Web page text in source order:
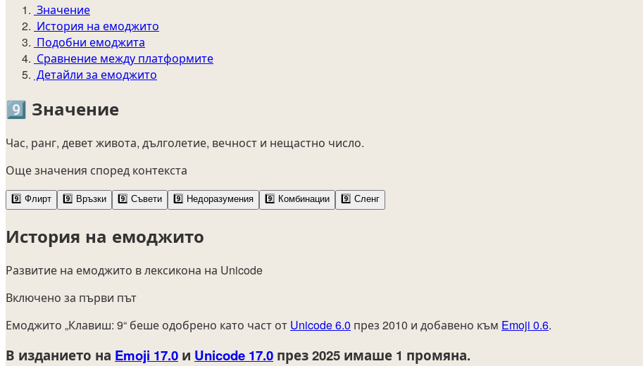
Значение
История на емоджито
Подобни емоджита
Сравнение между платформите
Детайли за емоджито
9️⃣ Значение
Час, ранг, девет живота, дълголетие, вечност и нещастно число.
Още значения според контекста
9️⃣ Флирт 9️⃣ Връзки 9️⃣ Съвети 9️⃣ Недоразумения 9️⃣ Комбинации 9️⃣ Сленг
История на емоджито
Развитие на емоджито в лексикона на Unicode
Включено за първи път
Емоджито „Клавиш: 9“ беше одобрено като част от Unicode 6.0 през 2010 и добавено към Emoji 0.6.
В изданието на Emoji 17.0 и Unicode 17.0 през 2025 имаше 1 промяна.